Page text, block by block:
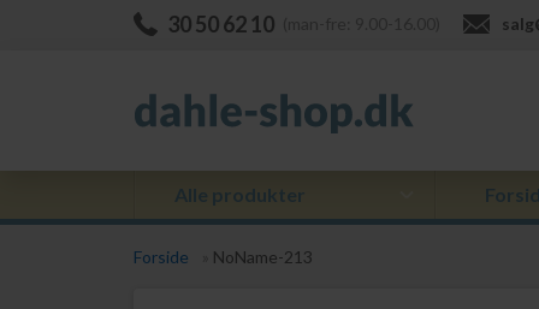
30 50 62 10
Alle produkter
Forside NoName-213